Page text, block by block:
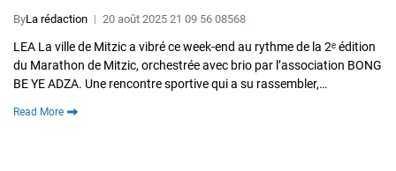
ByLa rédaction 20 août 2025 21 09 56 08568
LEA La ville de Mitzic a vibré ce week-end au rythme de la 2ᵉ édition
du Marathon de Mitzic, orchestrée avec brio par l’association BONG
BE YE ADZA. Une rencontre sportive qui a su rassembler,…
Read More